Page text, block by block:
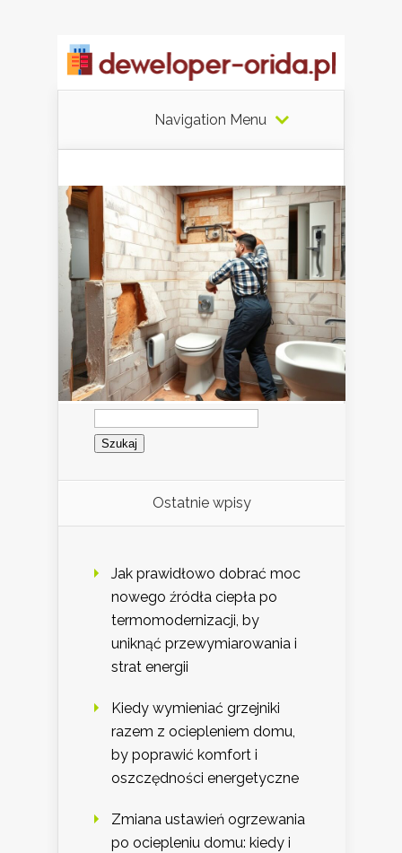
Navigation Menu
Szukaj:
Ostatnie wpisy
Jak prawidłowo dobrać moc
nowego źródła ciepła po
termomodernizacji, by
uniknąć przewymiarowania i
strat energii
Kiedy wymieniać grzejniki
razem z ociepleniem domu,
by poprawić komfort i
oszczędności energetyczne
Zmiana ustawień ogrzewania
po ociepleniu domu: kiedy i